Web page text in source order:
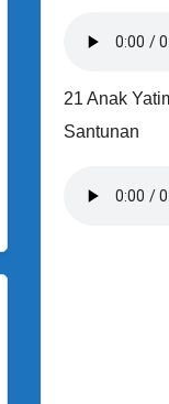
21 Anak
Santunan